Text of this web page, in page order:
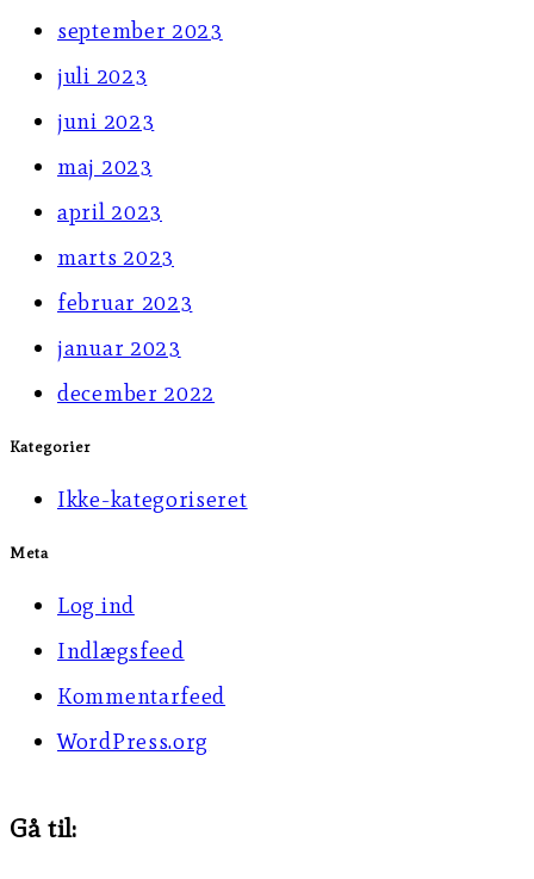
september 2023
juli 2023
juni 2023
maj 2023
april 2023
marts 2023
februar 2023
januar 2023
december 2022
Kategorier
Ikke-kategoriseret
Meta
Log ind
Indlægsfeed
Kommentarfeed
WordPress.org
Gå til: